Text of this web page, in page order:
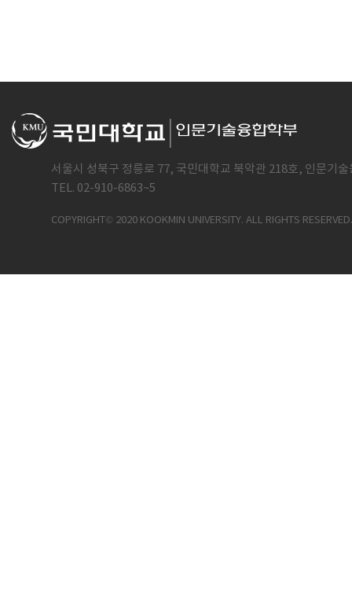
서울시 성북구 정릉로 77, 국민대학교 북악관 218호, 인문기
TEL. 02-910-6863~5
COPYRIGHT© 2020 KOOKMIN UNIVERSITY. ALL RIGHTS RESERVED.